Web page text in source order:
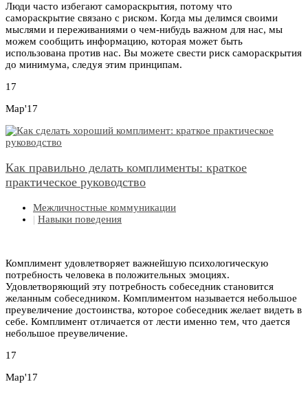
Люди часто избегают самораскрытия, потому что
самораскрытие связано с риском. Когда мы делимся своими
мыслями и переживаниями о чем-нибудь важном для нас, мы
можем сообщить информацию, которая может быть
использована против нас. Вы можете свести риск самораскрытия
до минимума, следуя этим принципам.
17
Мар'17
Как правильно делать комплименты: краткое
практическое руководство
Межличностные коммуникации
| Навыки поведения
Комплимент удовлетворяет важнейшую психологическую
потребность человека в положительных эмоциях.
Удовлетворяющий эту потребность собеседник становится
желанным собеседником. Комплиментом называется небольшое
преувеличение достоинства, которое собеседник желает видеть в
себе. Комплимент отличается от лести именно тем, что дается
небольшое преувеличение.
17
Мар'17